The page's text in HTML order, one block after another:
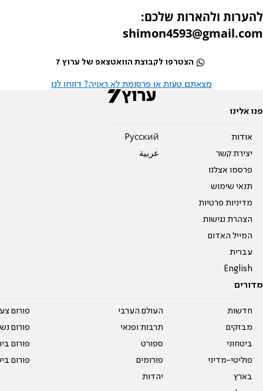
להערות ולהארות שלכם:
shimon4593@gmail.com
הצטרפו לקבוצת הוואטצאפ של ערוץ 7
מצאתם טעות או פרסומת לא ראויה? דווחו לנו
פנו אלינו
אודות
יצירת קשר
פרסמו אצלנו
תנאי שימוש
מדיניות פרטיות
הצהרת נגישות
המייל האדום
עברית
English
Pусский
عربية
מדורים
חדשות
מבזקים
ביטחוני
פוליטי-מדיני
בארץ
העולם הערבי
תרבות ופנאי
ספורט
פורומים
יהדות
פורום
פורום
פורום
פורום